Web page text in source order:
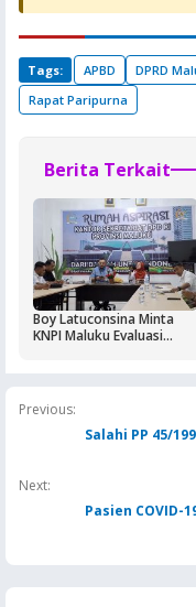
Tags: APBD DPRD
Rapat Paripurna
Berita Terkait
Boy Latuconsina Minta
KNPI Maluku Evaluasi
Previous:
Salahi PP 45/
Next:
Pasien COVID-